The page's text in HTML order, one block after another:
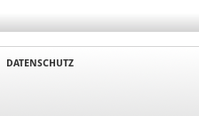
DATENSCHUTZ